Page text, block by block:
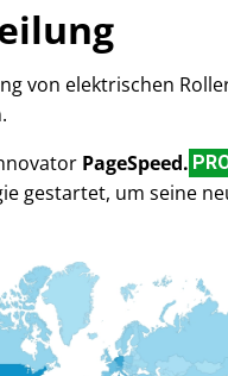
von elektrischen
PageSpeed.
gestartet, um seine